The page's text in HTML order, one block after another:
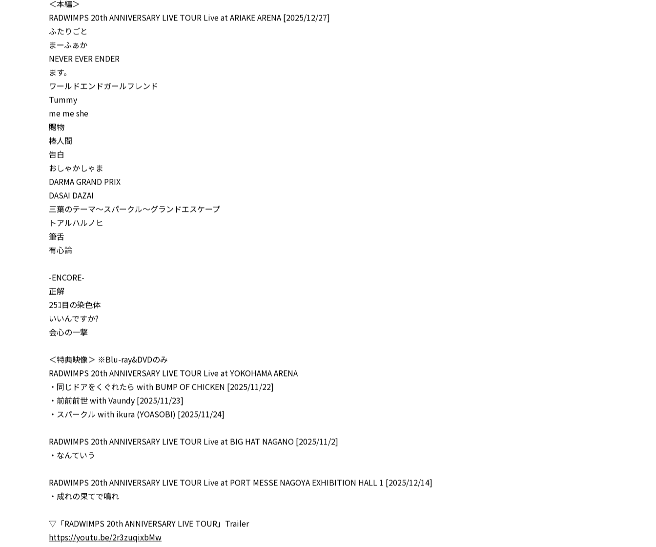
＜本編＞
RADWIMPS 20th ANNIVERSARY LIVE TOUR Live at ARIAKE ARENA [2025/12/27]
ふたりごと
まーふぁか
NEVER EVER ENDER
ます。
ワールドエンドガールフレンド
Tummy
me me she
賜物
棒人間
告白
おしゃかしゃま
DARMA GRAND PRIX
DASAI DAZAI
三葉のテーマ～スパークル～グランドエスケープ
トアルハルノヒ
筆舌
有心論
-ENCORE-
正解
25ｺ目の染色体
いいんですか?
会心の一撃
＜特典映像＞ ※Blu-ray&DVDのみ
RADWIMPS 20th ANNIVERSARY LIVE TOUR Live at YOKOHAMA ARENA
・同じドアをくぐれたら with BUMP OF CHICKEN [2025/11/22]
・前前前世 with Vaundy [2025/11/23]
・スパークル with ikura (YOASOBI) [2025/11/24]
RADWIMPS 20th ANNIVERSARY LIVE TOUR Live at BIG HAT NAGANO [2025/11/2]
・なんていう
RADWIMPS 20th ANNIVERSARY LIVE TOUR Live at PORT MESSE NAGOYA EXHIBITION HALL 1 [2025/12/14]
・成れの果てで鳴れ
▽「RADWIMPS 20th ANNIVERSARY LIVE TOUR」Trailer
https://youtu.be/2r3zuqixbMw